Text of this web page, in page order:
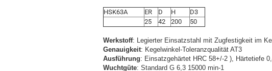
HSK63A ER D H
D3
25
42 200 50
Werkstoff: Legierter Einsatzstahl mit Zugfestigkeit im
Genauigkeit: Kegelwinkel-Toleranzqualität AT3
Ausführung: Einsatzgehärtet HRC 58+/-2 ), Härtetiefe
Wuchtgüte: Standard G 6,3 15000 min-1